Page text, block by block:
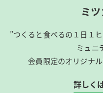
ミ
”つくると食べるの１日１
ミュニ
会員限定のオリジナ
詳しく